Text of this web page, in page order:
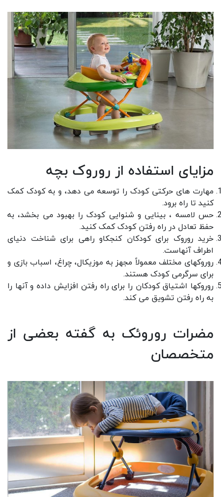
مزایای استفاده از روروک بچه
مهارت های حرکتی کودک را توسعه می دهد، و به کودک کمک
کنید تا راه برود.
حس لامسه ، بینایی و شنوایی کودک را بهبود می بخشد، به
حفظ تعادل در راه رفتن کودک کمک کنید.
خرید روروک برای کودکان کنجکاو راهی برای شناخت دنیای
اطراف آنهاست.
روروکهای مختلف معمولاً مجهز به موزیکال، چراغ، اسباب بازی و
برای سرگرمی کودک هستند.
روروکها اشتیاق کودکان را برای راه رفتن افزایش داده و آنها را
به راه رفتن تشویق می کند.
مضرات روروئک به گفته بعضی از
متخصصان